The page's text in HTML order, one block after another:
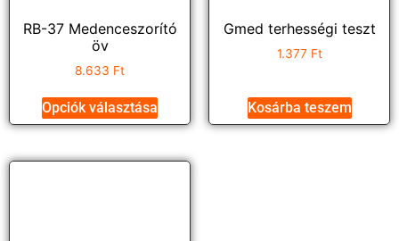
RB-37 Medenceszorító
öv
8.633 Ft
Opciók választása
Gmed terhességi teszt
1.377 Ft
Kosárba teszem